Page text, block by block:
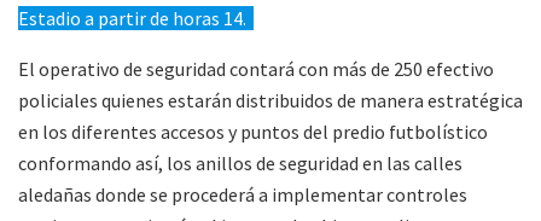
Estadio a partir de horas 14.
El operativo de seguridad contará con más de 250 efectivo
policiales quienes estarán distribuidos de manera estratégica
en los diferentes accesos y puntos del predio futbolístico
conformando así, los anillos de seguridad en las calles
aledañas donde se procederá a implementar controles